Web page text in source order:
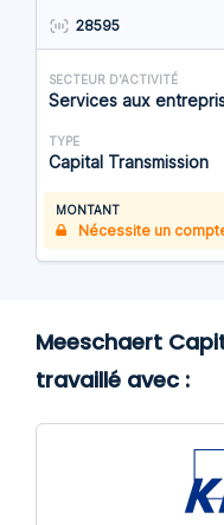
28595
SECTEUR D'ACTIVITÉ
Services aux
TYPE
Capital Transmission
MONTANT
Nécessite un
Meeschaert
travaillé avec :